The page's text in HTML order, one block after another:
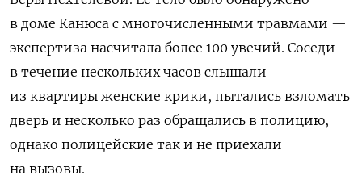
в доме Канюса с многочисленными травмами —
экспертиза насчитала более 100 увечий. Соседи
в течение нескольких часов слышали
из квартиры женские крики, пытались взломать
дверь и несколько раз обращались в полицию,
однако полицейские так и не приехали
на вызовы.